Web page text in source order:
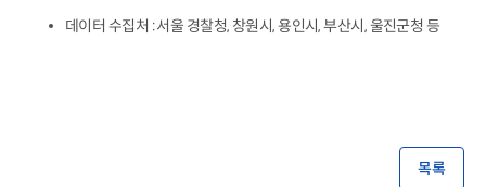
데이터 수집처 : 서울 경찰청, 창원시, 용인시, 부산시, 울진군청 등
목록